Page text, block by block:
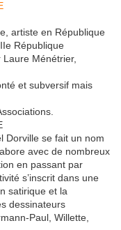
artiste en République
République
Ménétrier,
et subversif mais
Dorville se fait un nom
avec de nombreux
en passant par
s’inscrit dans une
satirique et la
dessinateurs
Paul, Willette,